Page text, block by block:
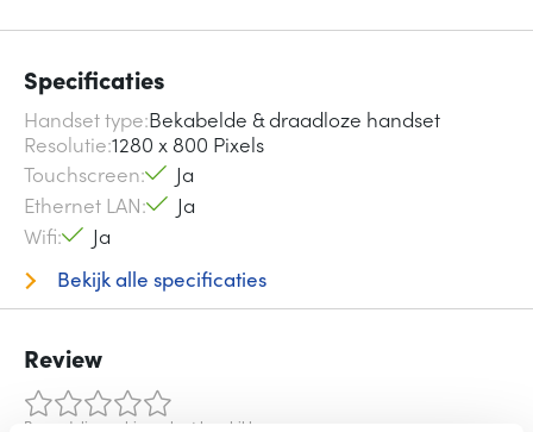
Specificaties
Handset type Bekabelde & draadloze handset
Resolutie 1280 x 800 Pixels
Touchscreen
Ja
Ethernet LAN
Ja
Wifi
Ja
Bekijk alle specificaties
Review
Beoordelingen binnenkort beschikbaar